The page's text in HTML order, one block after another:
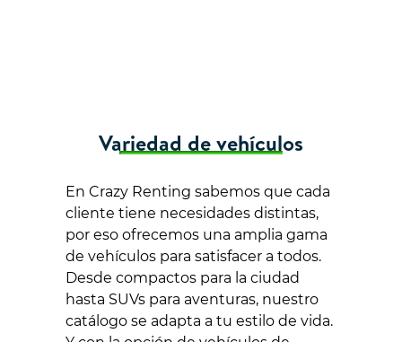
Variedad de vehículos
En Crazy Renting sabemos que cada
cliente tiene necesidades distintas,
por eso ofrecemos una amplia gama
de vehículos para satisfacer a todos.
Desde compactos para la ciudad
hasta SUVs para aventuras, nuestro
catálogo se adapta a tu estilo de vida.